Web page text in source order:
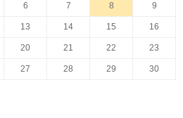
6 7 8 9
13 14 15 16
20 21 22 23
27 28 29 30